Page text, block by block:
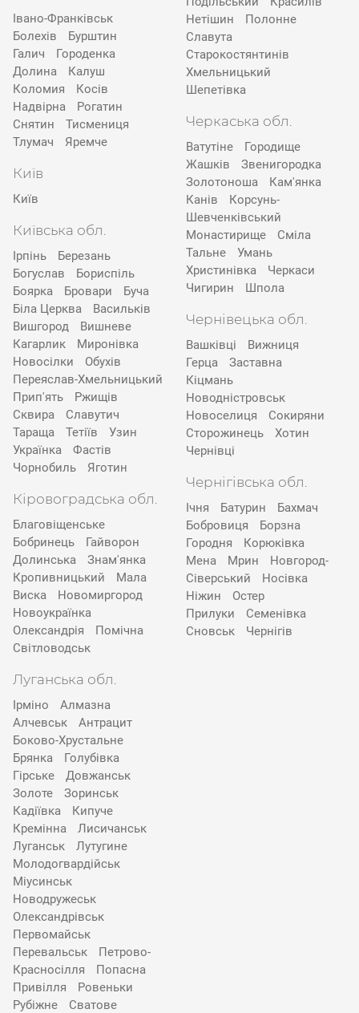
Івано-Франківськ
Болехів
Бурштин
Галич
Городенка
Долина
Калуш
Коломия
Косів
Надвірна
Рогатин
Снятин
Тисмениця
Тлумач
Яремче
Київ
Київ
Київська обл.
Ірпінь
Березань
Богуслав
Бориспіль
Боярка
Бровари
Буча
Біла Церква
Васильків
Вишгород
Вишневе
Кагарлик
Миронівка
Новосілки
Обухів
Переяслав-Хмельницький
Прип'ять
Ржищів
Сквира
Славутич
Тараща
Тетіїв
Узин
Українка
Фастів
Чорнобиль
Яготин
Кіровоградська обл.
Благовіщенське
Бобринець
Гайворон
Долинська
Знам'янка
Кропивницький
Мала
Виска
Новомиргород
Новоукраїнка
Олександрія
Помічна
Світловодськ
Луганська обл.
Ірміно
Алмазна
Алчевськ
Антрацит
Боково-Хрустальне
Брянка
Голубівка
Гірське
Довжанськ
Золоте
Зоринськ
Кадіївка
Кипуче
Кремінна
Лисичанськ
Луганськ
Лутугине
Молодогвардійськ
Міусинськ
Новодружеськ
Олександрівськ
Первомайськ
Перевальськ
Петрово-
Красносілля
Попасна
Привілля
Ровеньки
Рубіжне
Сватове
Нетішин
Полонне
Славута
Старокостянтинів
Хмельницький
Шепетівка
Черкаська обл.
Ватутіне
Городище
Жашків
Звенигородка
Золотоноша
Кам'янка
Канів
Корсунь-
Шевченківський
Монастирище
Сміла
Тальне
Умань
Христинівка
Черкаси
Чигирин
Шпола
Чернівецька обл.
Вашківці
Вижниця
Герца
Заставна
Кіцмань
Новодністровськ
Новоселиця
Сокиряни
Сторожинець
Хотин
Чернівці
Чернігівська обл.
Ічня Батурин
Бахмач
Бобровиця
Борзна
Городня
Корюківка
Мена
Мрин
Новгород-
Сіверський
Носівка
Ніжин
Остер
Прилуки
Семенівка
Сновськ
Чернігів